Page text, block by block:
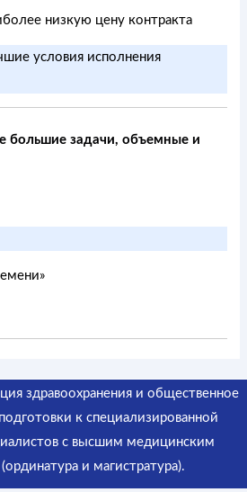
низкую цену контракта
условия исполнения
большие задачи, объемные и
здравоохранения и общественное
к специализированной
с высшим медицинским
и магистратура).